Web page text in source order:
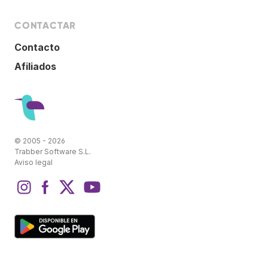
CONTACTAR
Contacto
Afiliados
© 2005 - 2026
Trabber Software S.L.
Aviso legal